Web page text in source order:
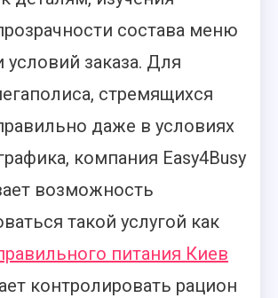
состава меню
условий заказа. Для
стремящихся
даже в условиях
компания Easy4Busy
возможность
такой услугой как
питания Киев
контролировать рацион